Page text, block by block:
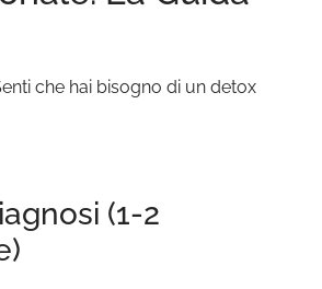
che hai bisogno di un detox
(1-2